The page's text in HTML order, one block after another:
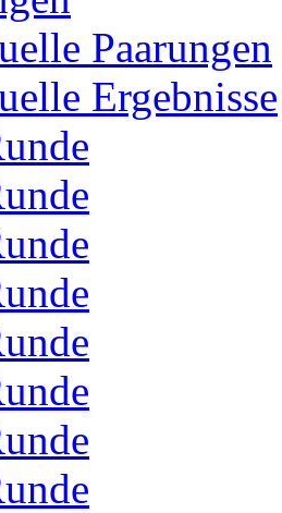
Paarungen
Ergebnisse